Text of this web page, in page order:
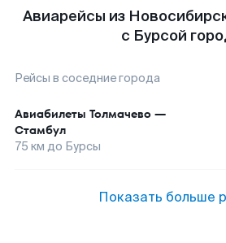
Авиарейсы из
с Бурсой
Рейсы в соседние города
Авиабилеты Толмачево —
Стамбул
75 км до Бурсы
Показать больше